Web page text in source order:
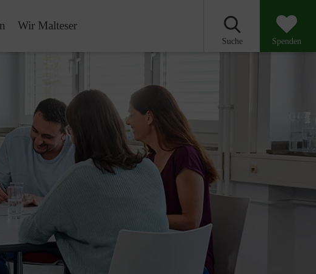
Wir Malteser
Suche Spenden